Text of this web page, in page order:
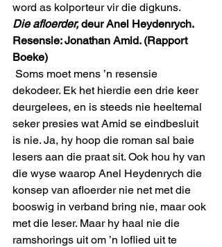
word as kolporteur vir die digkuns.
Die afloerder, deur Anel Heydenrych.
Resensie: Jonathan Amid. (Rapport
Boeke)
dekodeer. Ek het hierdie een drie keer
deurgelees, en is steeds nie heeltemal
seker presies wat Amid se eindbesluit
is nie. Ja, hy hoop die roman sal baie
lesers aan die praat sit. Ook hou hy van
die wyse waarop Anel Heydenrych die
konsep van afloerder nie net met die
booswig in verband bring nie, maar ook
met die leser. Maar hy haal nie die
ramshorings uit om ’n loflied uit te